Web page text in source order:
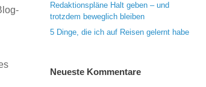
Redaktionspläne Halt geben – und
trotzdem beweglich bleiben
5 Dinge, die ich auf Reisen gelernt habe
Neueste Kommentare